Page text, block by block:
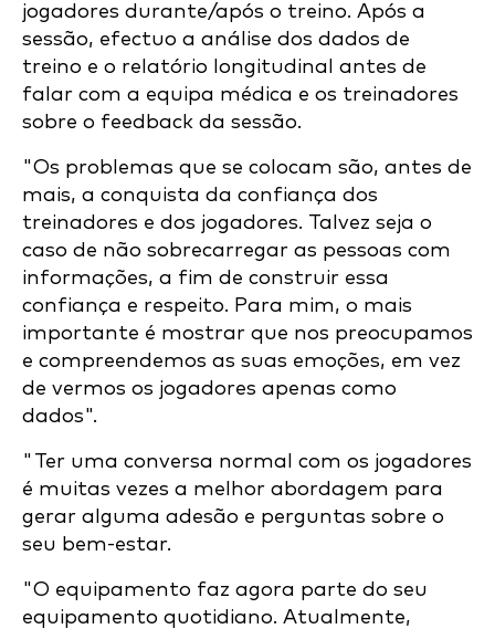
jogadores durante/após o treino. Após a
sessão, efectuo a análise dos dados de
treino e o relatório longitudinal antes de
falar com a equipa médica e os treinadores
sobre o feedback da sessão.
"Os problemas que se colocam são, antes de
mais, a conquista da confiança dos
treinadores e dos jogadores. Talvez seja o
caso de não sobrecarregar as pessoas com
informações, a fim de construir essa
confiança e respeito. Para mim, o mais
importante é mostrar que nos preocupamos
e compreendemos as suas emoções, em vez
de vermos os jogadores apenas como
dados".
"Ter uma conversa normal com os jogadores
é muitas vezes a melhor abordagem para
gerar alguma adesão e perguntas sobre o
seu bem-estar.
"O equipamento faz agora parte do seu
equipamento quotidiano. Atualmente,